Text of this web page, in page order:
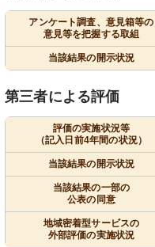
アンケート調査、意見箱等の
意見等を把握する取組
当該結果の開示状況
第三者による評価
評価の実施状況等
（記入日前4年間の状況）
当該結果の開示状況
当該結果の一部の
公表の同意
地域密着型サービスの
外部評価の実施状況